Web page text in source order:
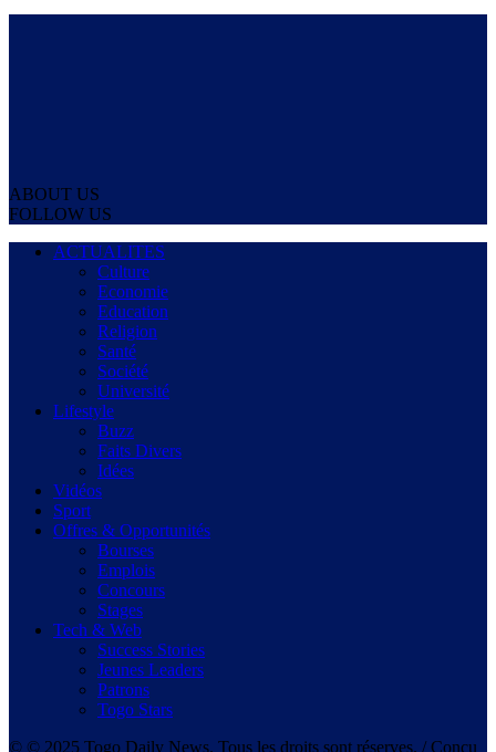
ABOUT US
FOLLOW US
ACTUALITES
Culture
Economie
Education
Religion
Santé
Société
Université
Lifestyle
Buzz
Faits Divers
Idées
Vidéos
Sport
Offres & Opportunités
Bourses
Emplois
Concours
Stages
Tech & Web
Success Stories
Jeunes Leaders
Patrons
Togo Stars
© © 2025 Togo Daily News. Tous les droits sont réserves. / Conçu